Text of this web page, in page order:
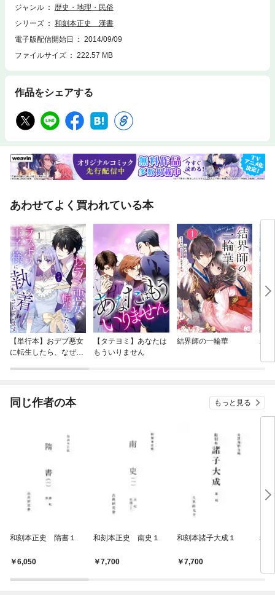
藩が荻生徂徠ら当代一流の学者を動員し、藩の名誉をかけて板行したもの
研究に必備の書である。
ジャンル
歴史・地理・民俗
シリーズ
和刻本正史 漢書
電子版配信開始日
2014/09/09
ファイルサイズ
222.57 MB
作品をシェアする
あわせてよく買われている本
【単行本】おデブ悪女
に転生したら、なぜか
【タテヨミ】あなたは
もういりません
結界師の一輪華
バ
今
同じ作者の本 もっと見る
和刻本正史 隋書１
6,050
和刻本正史 南史１
7,700
和刻本諸子大成１
7,700
和